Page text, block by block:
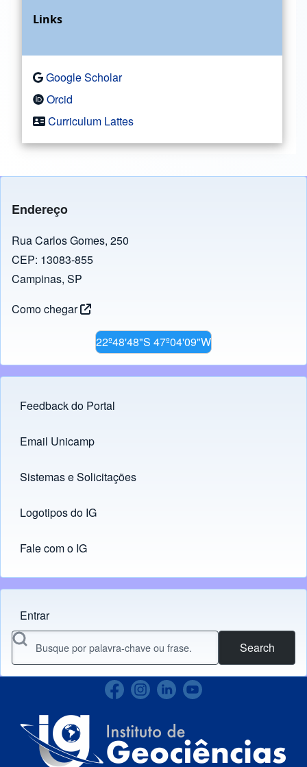
Links
Google Scholar
Orcid
Curriculum Lattes
Endereço
Rua Carlos Gomes, 250
CEP: 13083-855
Campinas, SP
Como chegar
22º48'48"S 47º04'09"W
Footer menu
Feedback do Portal
Links
Email Unicamp
(opens in new tab)
Sistemas e Solicitações
(opens in new tab)
Logotipos do IG
(opens in new tab)
Fale com o IG
Menu do usuário
Entrar
Search